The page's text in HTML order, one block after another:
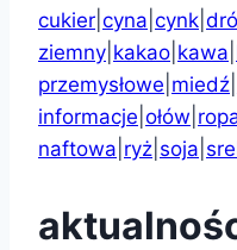
cukier cyna cynk
ziemny kakao kawa
przemysłowe miedź
informacje ołów
naftowa ryż soja